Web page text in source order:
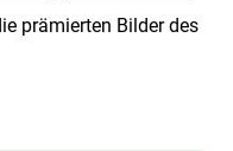
prämierten Bilder des